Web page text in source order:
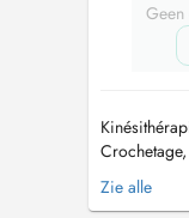
lymphatique
Zie alle